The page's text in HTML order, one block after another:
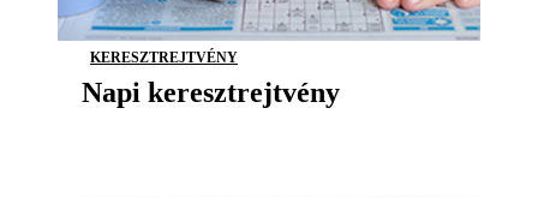
KERESZTREJTVÉNY
Napi keresztrejtvény